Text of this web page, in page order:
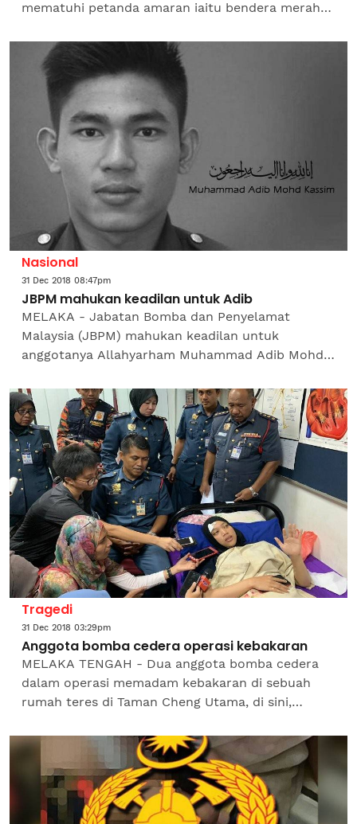
mematuhi petanda amaran iaitu bendera merah
terutamanya di musim...
Nasional
31 Dec 2018 08:47pm
JBPM mahukan keadilan untuk Adib
MELAKA - Jabatan Bomba dan Penyelamat
Malaysia (JBPM) mahukan keadilan untuk
anggotanya Allahyarham Muhammad Adib Mohd
diambil pihak berkuasa dalam...
Tragedi
31 Dec 2018 03:29pm
Anggota bomba cedera operasi kebakaran
MELAKA TENGAH - Dua anggota bomba cedera
dalam operasi memadam kebakaran di sebuah
rumah teres di Taman Cheng Utama, di sini,
malam, Pegawai Bomba...